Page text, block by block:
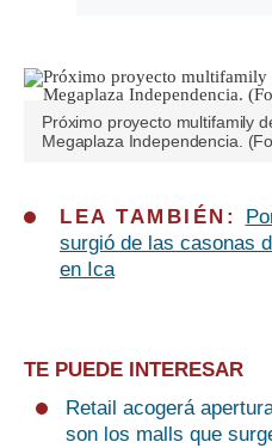
Próximo proyecto multifamily
Megaplaza Independencia.
LEA TAMBIÉN:
surgió de las casonas
en Ica
TE PUEDE INTERESAR
Retail acogerá
son los malls que